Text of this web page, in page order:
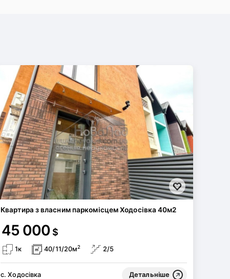
Квартира з власним паркомісцем Ходосівка 40м2
45 000 $
1к 40/11/20м2 2/5
с. Ходосівка Детальніше